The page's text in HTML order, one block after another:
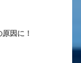
因に！